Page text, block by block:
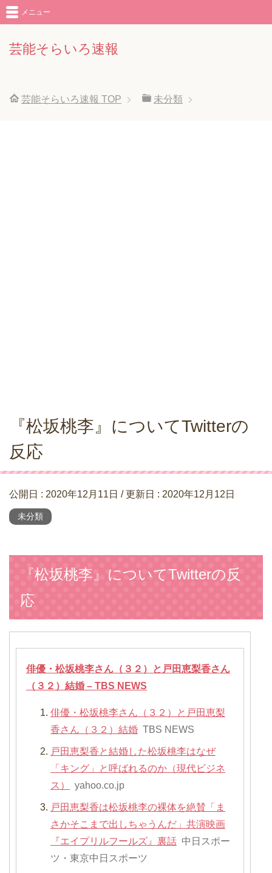
芸能そらいろ速報
メニュー
芸能そらいろ速報 TOP 未分類
『松坂桃李』についてTwitterの
反応
公開日 : 2020年12月11日 / 更新日 : 2020年12月12日
未分類
『松坂桃李』についてTwitterの反
応
俳優・松坂桃李さん（３２）と戸田恵梨香さん
（３２）結婚 – TBS NEWS
俳優・松坂桃李さん（３２）と戸田恵梨
香さん（３２）結婚 TBS NEWS
戸田恵梨香と結婚した松坂桃李はなぜ
「キング」と呼ばれるのか（現代ビジネ
ス）
yahoo.co.jp
戸田恵梨香は松坂桃李の裸体を絶賛「ま
さかそこまで出しちゃうんだ」共演映画
『エイプリルフールズ』裏話 中日スポー
ツ・東京中日スポーツ